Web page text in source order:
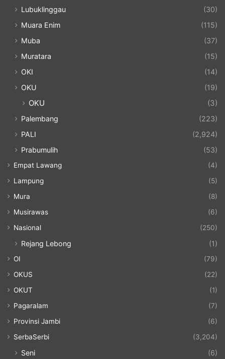
Lubuklinggau
(30)
Muara Enim
(115)
Muba
(37)
Muratara
(15)
OKI
(14)
OKU
(19)
OKU (3)
Palembang
(223)
PALI
(2,924)
Prabumulih
(53)
Empat Lawang
(4)
Lampung
(5)
Mura
(8)
Musirawas
(6)
Nasional
(250)
Rejang Lebong (1)
OI
(79)
OKUS
(22)
OKUT
(1)
Pagaralam
(7)
Provinsi Jambi
(6)
SerbaSerbi
(3,204)
Seni (6)